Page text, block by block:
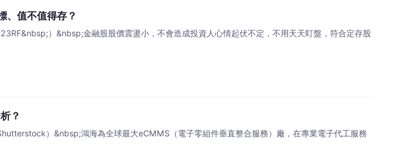
、值不值得存？
）&nbsp;金融股股價震盪小，不會造成投資人心情起伏不定，不用天天盯盤，符合定存股
？
）&nbsp;鴻海為全球最大eCMMS（電子零組件垂直整合服務）廠，在專業電子代工服務